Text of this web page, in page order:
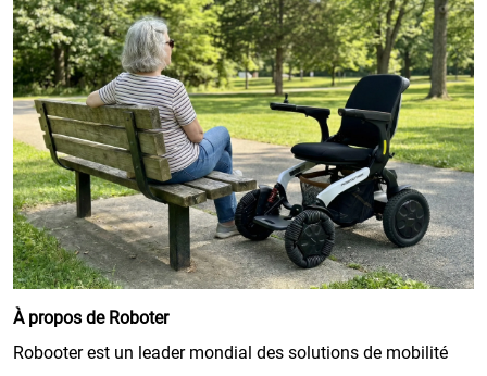
À propos de Roboter
Robooter est un leader mondial des solutions de mobilité